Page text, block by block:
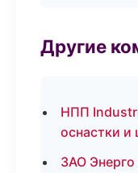
Другие
НПП
оснастки и
ЗАО